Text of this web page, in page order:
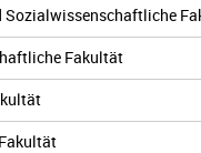
Sozialwissenschaftliche
Fakultät